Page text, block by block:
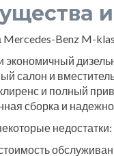
Benz M-
салон и
и полный
сборка и
недостатки: